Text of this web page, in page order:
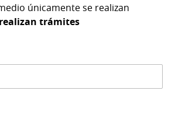
únicamente se realizan
trámites